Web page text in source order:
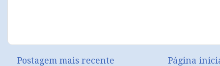
Postagem mais recente Página